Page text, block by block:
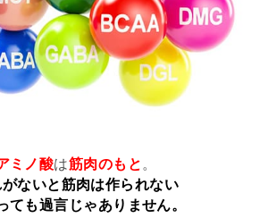
ミノ酸は筋肉のもと 。
がないと筋肉は作られない
ても過言じゃありません。